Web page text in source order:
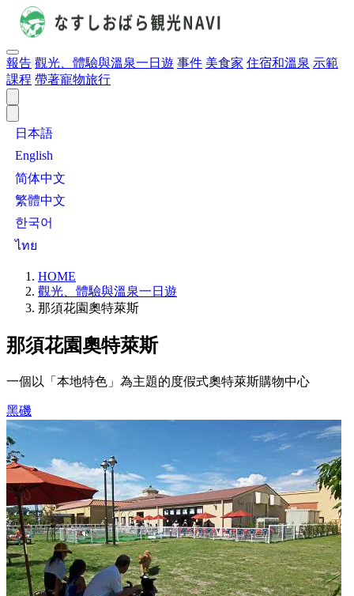
報告 觀光、體驗與溫泉一日遊 事件 美食家 住宿和溫泉 示範
課程 帶著寵物旅行
日本語
English
简体中文
繁體中文
한국어
ไทย
HOME
觀光、體驗與溫泉一日遊
那須花園奧特萊斯
那須花園奧特萊斯
一個以「本地特色」為主題的度假式奧特萊斯購物中心
黑磯